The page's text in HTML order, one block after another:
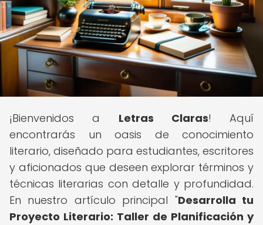
¡Bienvenidos a Letras Claras! Aquí
encontrarás un oasis de conocimiento
literario, diseñado para estudiantes, escritores
y aficionados que deseen explorar términos y
técnicas literarias con detalle y profundidad.
En nuestro artículo principal "Desarrolla tu
Proyecto Literario: Taller de Planificación y